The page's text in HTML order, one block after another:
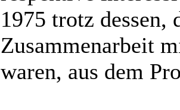
1975 trotz
Zusammenarbeit
waren, aus dem